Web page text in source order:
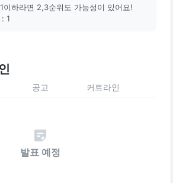
이하라면 2,3순위도 가능성이 있어요!
1
공고 커트라인
발표 예정